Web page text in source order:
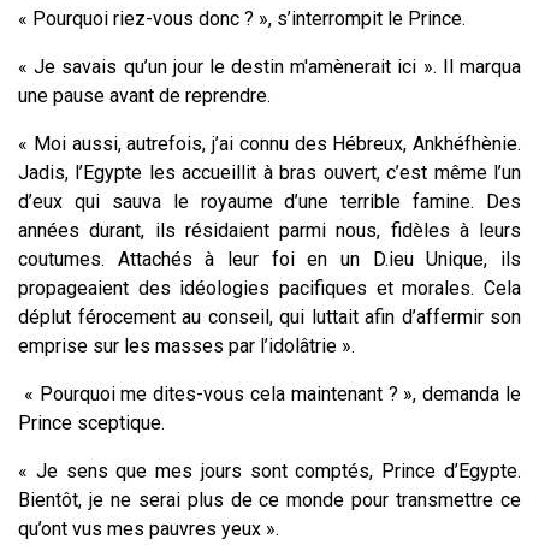
« Pourquoi riez-vous donc ? », s’interrompit le Prince.
« Je savais qu’un jour le destin m'amènerait ici ». Il marqua
une pause avant de reprendre.
« Moi aussi, autrefois, j’ai connu des Hébreux, Ankhéfhènie.
Jadis, l’Egypte les accueillit à bras ouvert, c’est même l’un
d’eux qui sauva le royaume d’une terrible famine. Des
années durant, ils résidaient parmi nous, fidèles à leurs
coutumes. Attachés à leur foi en un D.ieu Unique, ils
propageaient des idéologies pacifiques et morales. Cela
déplut férocement au conseil, qui luttait afin d’affermir son
emprise sur les masses par l’idolâtrie ».
« Pourquoi me dites-vous cela maintenant ? », demanda le
Prince sceptique.
« Je sens que mes jours sont comptés, Prince d’Egypte.
Bientôt, je ne serai plus de ce monde pour transmettre ce
qu’ont vus mes pauvres yeux ».